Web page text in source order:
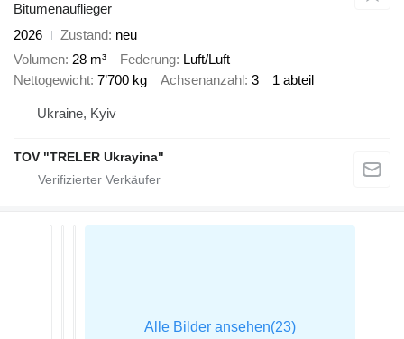
Bitumenauflieger
2026
Zustand neu
Volumen 28 m³ Federung Luft/Luft
Nettogewicht 7’700 kg Achsenanzahl 3 1 abteil
Ukraine, Kyiv
TOV "TRELER Ukrayina"